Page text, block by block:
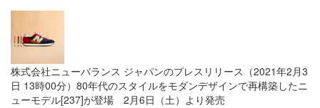
株式会社ニューバランス ジャパンのプレスリリース（2021年2月3
日 13時00分）80年代のスタイルをモダンデザインで再構築したニ
ューモデル[237]が登場 2月6日（土）より発売